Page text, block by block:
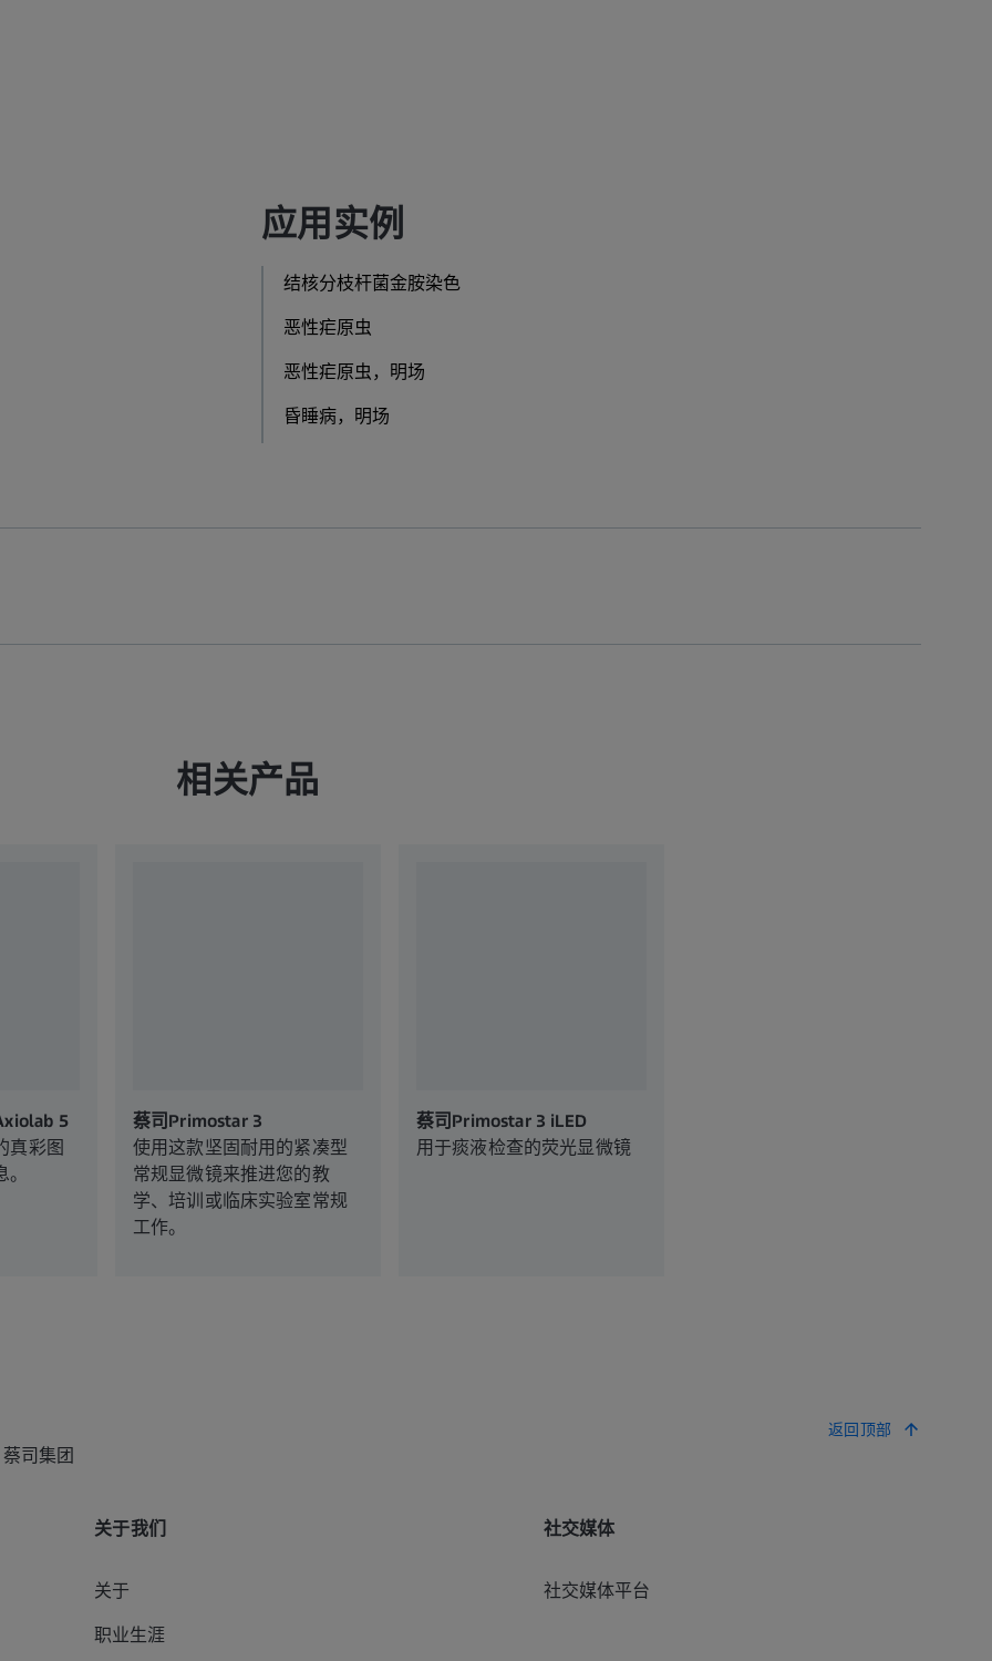
应用实例
结核分枝杆菌金胺染色
恶性疟原虫
恶性疟原虫，明场
昏睡病，明场
相关产品
5
真彩图
蔡司Primostar 3
使用这款坚固耐用的紧凑型
常规显微镜来推进您的教
学、培训或临床实验室常规
工作。
蔡司Primostar 3 iLED
用于痰液检查的荧光显微镜
返回顶部
蔡司集团
关于我们
关于
职业生涯
社交媒体
社交媒体平台